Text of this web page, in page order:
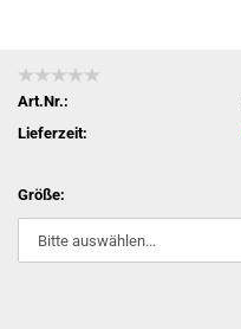
Art.Nr.:
Lieferzeit:
Größe: